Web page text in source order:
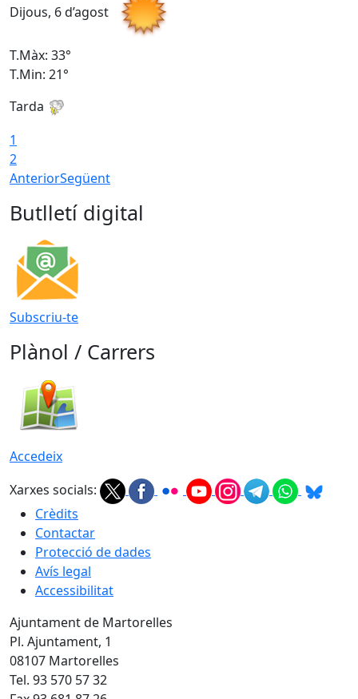
Dijous, 6 d’agost
T.Màx: 33°
T.Min: 21°
Tarda
1
2
AnteriorSegüent
Butlletí digital
Subscriu-te
Plànol / Carrers
Accedeix
Xarxes socials:
Crèdits
Contactar
Protecció de dades
Avís legal
Accessibilitat
Ajuntament de Martorelles
Pl. Ajuntament, 1
08107 Martorelles
Tel. 93 570 57 32